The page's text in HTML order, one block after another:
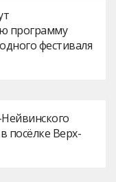
программу
фестиваля
посёлке Верх-